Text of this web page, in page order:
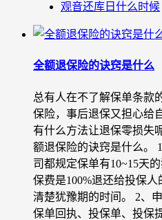
观音还库日什么时候
全额退保险的诀窍是什么
总有人在不了解保单条款
保险，事后退保又担心给
有什么方法让退保零损失
额退保险的诀窍是什么。
司都规定保单有10~15天
保费是100%退还给投保
清楚犹豫期的时间。 2、
保单回执、投保单、投保